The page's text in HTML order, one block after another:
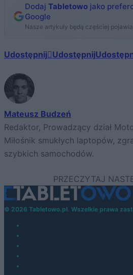
Dodaj Tabletowo jako
Google
Nasze artykuły będą częściej
Udostępnij Udostępnij
Mateusz Budzeń
Redaktor, Prowadzący dział
Miłośnik smukłych laptopów,
szybkich samochodów.
© 2026 Tabletowo.pl. Wszelkie prawa